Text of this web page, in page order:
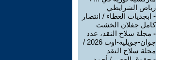
رياض الشرايطي
- ابجديات العطاء / انتصار
كامل جفلان الخشت
- مجلة سلاح النقد، عدد
جوان-جويلية-اوت 2026 /
مجلة سلاح النقد